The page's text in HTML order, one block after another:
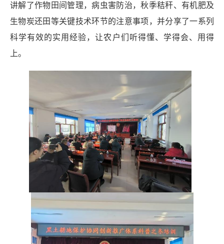
讲解了作物田间管理，病虫害防治，秋季秸秆、有机肥及
生物炭还田等关键技术环节的注意事项，并分享了一系列
科学有效的实用经验，让农户们听得懂、学得会、用得
上。